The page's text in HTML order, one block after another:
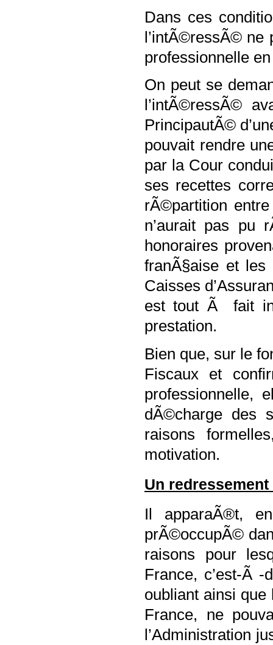
Dans ces
l’intÃ©ressÃ© ne
professionnelle
On peut se
l’intÃ©ressÃ©
PrincipautÃ©
pouvait rendre
par la Cour
ses recettes
rÃ©partition
n’aurait pas pu
honoraires
franÃ§aise et les
Caisses
est tout Ã fait
prestation.
Bien que, sur le
Fiscaux et
professionnelle,
dÃ©charge des
raisons
motivation.
Un
Il apparaÃ®t,
prÃ©occupÃ©
raisons pour
France, c’est-Ã
oubliant ainsi que
France, ne
l’Administration